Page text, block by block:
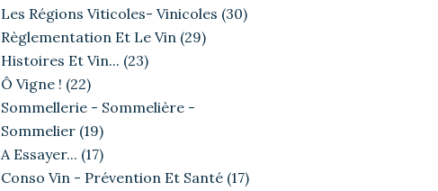
Les Régions Viticoles- Vinicoles (30)
Règlementation Et Le Vin (29)
Histoires Et Vin... (23)
Ô Vigne ! (22)
Sommellerie - Sommelière -
Sommelier (19)
A Essayer... (17)
Conso Vin - Prévention Et Santé (17)